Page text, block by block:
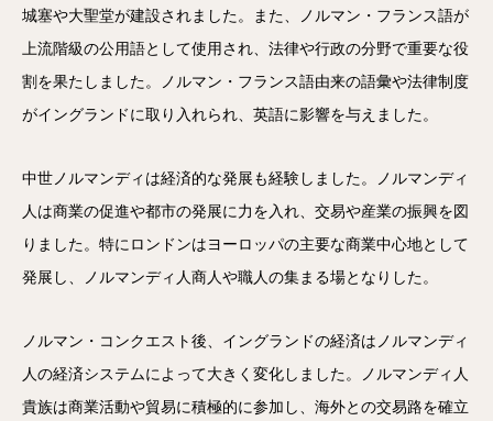
城塞や大聖堂が建設されました。また、ノルマン・フランス語が
上流階級の公用語として使用され、法律や行政の分野で重要な役
割を果たしました。ノルマン・フランス語由来の語彙や法律制度
がイングランドに取り入れられ、英語に影響を与えました。
中世ノルマンディは経済的な発展も経験しました。ノルマンディ
人は商業の促進や都市の発展に力を入れ、交易や産業の振興を図
りました。特にロンドンはヨーロッパの主要な商業中心地として
発展し、ノルマンディ人商人や職人の集まる場となりした。
ノルマン・コンクエスト後、イングランドの経済はノルマンディ
人の経済システムによって大きく変化しました。ノルマンディ人
貴族は商業活動や貿易に積極的に参加し、海外との交易路を確立